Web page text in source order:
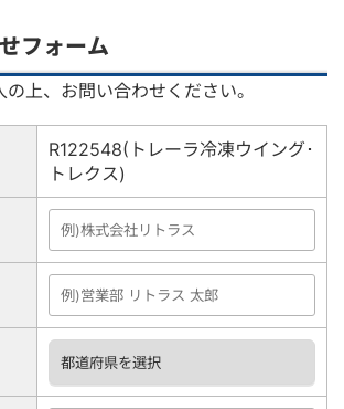
フォーム
上、お問い合わせください。
R122548(トレーラ冷凍ウイング･
トレクス)